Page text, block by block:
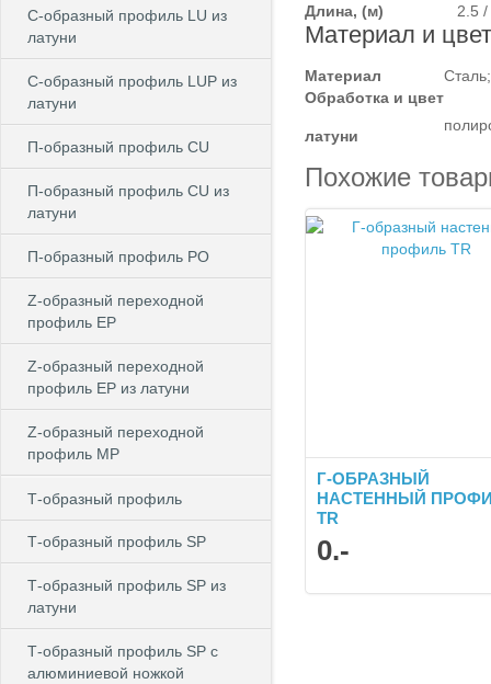
C-образный профиль LU из
латуни
C-образный профиль LUP из
латуни
П-образный профиль CU
П-образный профиль CU из
латуни
П-образный профиль PO
Z-образный переходной
профиль EP
Z-образный переходной
профиль EP из латуни
Z-образный переходной
профиль MP
Т-образный профиль
Т-образный профиль SP
Т-образный профиль SP из
латуни
Т-образный профиль SP c
алюминиевой ножкой
Длина, (м)
2.5 /
Материал и цвет
Материал
Обработка и цвет
латуни
Похожие
Г-ОБРАЗНЫЙ
НАСТЕННЫЙ
TR
0.-